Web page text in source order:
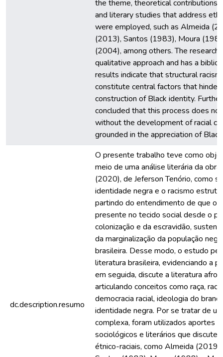
the theme, theoretical contributions
and literary studies that address
were employed, such as Almeida
(2013), Santos (1983), Moura
(2004), among others. The research
qualitative approach and has a
results indicate that structural
constitute central factors that hinder
construction of Black identity.
concluded that this process does
without the development of racial
grounded in the appreciation of
dc.description.resumo
O presente trabalho teve como
meio de uma análise literária da
(2020), de Jeferson Tenório, como
identidade negra e o racismo
partindo do entendimento de que o
presente no tecido social desde o
colonização e da escravidão,
da marginalização da população
brasileira. Desse modo, o estudo
literatura brasileira, evidenciando a
em seguida, discute a literatura afro
articulando conceitos como raça,
democracia racial, ideologia do
identidade negra. Por se tratar de
complexa, foram utilizados aportes
sociológicos e literários que
étnico-raciais, como Almeida